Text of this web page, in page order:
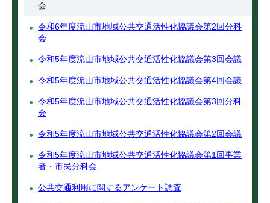
会
令和6年度流山市地域公共交通活性化協議会第2回分科
会
令和5年度流山市地域公共交通活性化協議会第3回会議
令和5年度流山市地域公共交通活性化協議会第4回会議
令和5年度流山市地域公共交通活性化協議会第3回分科
会
令和5年度流山市地域公共交通活性化協議会第2回会議
令和5年度流山市地域公共交通活性化協議会第1回事業
者・市民分科会
公共交通利用に関するアンケート調査